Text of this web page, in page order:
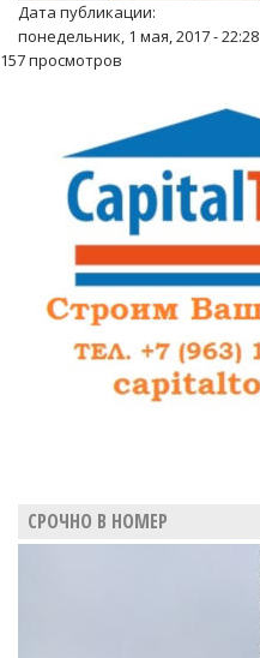
Дата публикации:
понедельник, 1 мая, 2017 - 22:28
157 просмотров
СРОЧНО В НОМЕР